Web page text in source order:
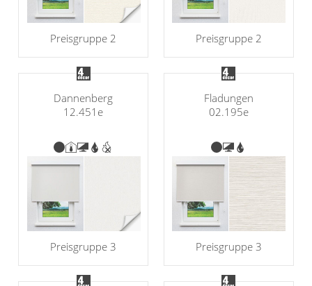
Preisgruppe 2 Preisgruppe 2
Dannenberg
12.451e
Preisgruppe 3
Fladungen
02.195e
Preisgruppe 3